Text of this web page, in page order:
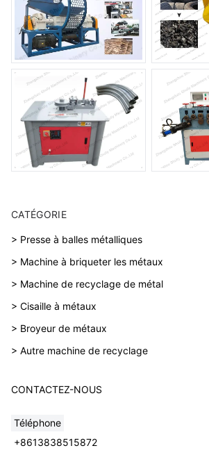
CATÉGORIE
> Presse à balles métalliques
> Machine à briqueter les métaux
> Machine de recyclage de métal
> Cisaille à métaux
> Broyeur de métaux
> Autre machine de recyclage
CONTACTEZ-NOUS
Téléphone
+8613838515872